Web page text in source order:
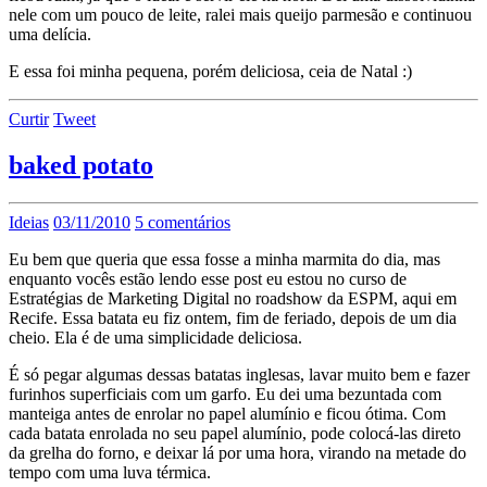
nele com um pouco de leite, ralei mais queijo parmesão e continuou
uma delícia.
E essa foi minha pequena, porém deliciosa, ceia de Natal :)
Curtir Tweet
baked potato
Ideias 03/11/2010 5 comentários
Eu bem que queria que essa fosse a minha marmita do dia, mas
enquanto vocês estão lendo esse post eu estou no curso de
Estratégias de Marketing Digital no roadshow da ESPM, aqui em
Recife. Essa batata eu fiz ontem, fim de feriado, depois de um dia
cheio. Ela é de uma simplicidade deliciosa.
É só pegar algumas dessas batatas inglesas, lavar muito bem e fazer
furinhos superficiais com um garfo. Eu dei uma bezuntada com
manteiga antes de enrolar no papel alumínio e ficou ótima. Com
cada batata enrolada no seu papel alumínio, pode colocá-las direto
da grelha do forno, e deixar lá por uma hora, virando na metade do
tempo com uma luva térmica.